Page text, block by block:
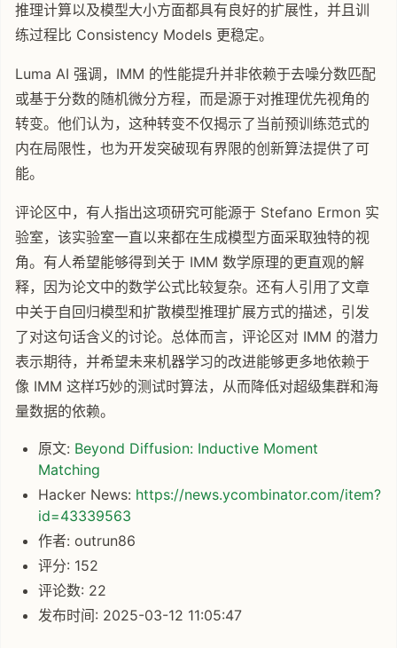
推理计算以及模型大小方面都具有良好的扩展性，并且训
练过程比 Consistency Models 更稳定。
Luma AI 强调，IMM 的性能提升并非依赖于去噪分数匹配
或基于分数的随机微分方程，而是源于对推理优先视角的
转变。他们认为，这种转变不仅揭示了当前预训练范式的
内在局限性，也为开发突破现有界限的创新算法提供了可
能。
评论区中，有人指出这项研究可能源于 Stefano Ermon 实
验室，该实验室一直以来都在生成模型方面采取独特的视
角。有人希望能够得到关于 IMM 数学原理的更直观的解
释，因为论文中的数学公式比较复杂。还有人引用了文章
中关于自回归模型和扩散模型推理扩展方式的描述，引发
了对这句话含义的讨论。总体而言，评论区对 IMM 的潜力
表示期待，并希望未来机器学习的改进能够更多地依赖于
像 IMM 这样巧妙的测试时算法，从而降低对超级集群和海
量数据的依赖。
原文: Beyond Diffusion: Inductive Moment
Matching
Hacker News: https://news.ycombinator.com/item?
id=43339563
作者: outrun86
评分: 152
评论数: 22
发布时间: 2025-03-12 11:05:47